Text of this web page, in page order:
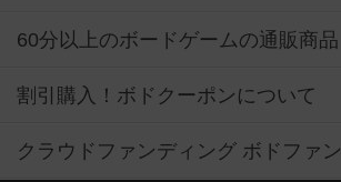
60分以上のボードゲームの通販商品
割引購入！ボドクーポンについて
クラウドファンディング ボドファン